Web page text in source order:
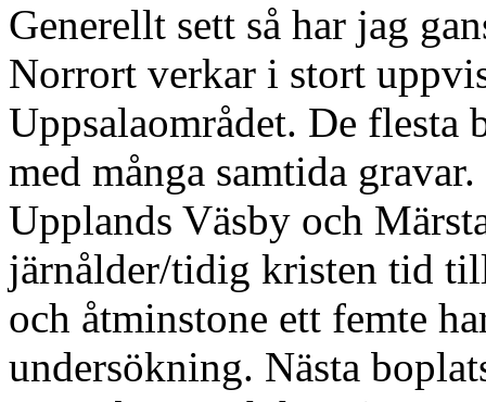
Generellt sett så har jag
Norrort verkar i stort
Uppsalaområdet. De flesta
med många samtida
Upplands Väsby och
järnålder/tidig kristen tid
och åtminstone ett femte
undersökning. Nästa